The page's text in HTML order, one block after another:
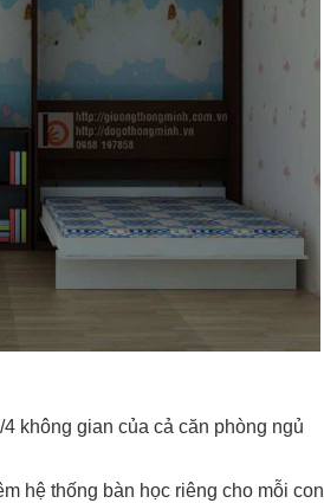
không gian của cả căn phòng ngủ
hệ thống bàn học riêng cho mỗi con